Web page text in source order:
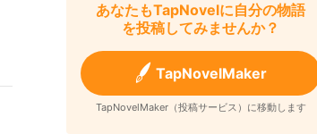
あなたもTapNovelに自分の物語
を投稿してみませんか？
TapNovelMaker
TapNovelMaker（投稿サービス）に移動します